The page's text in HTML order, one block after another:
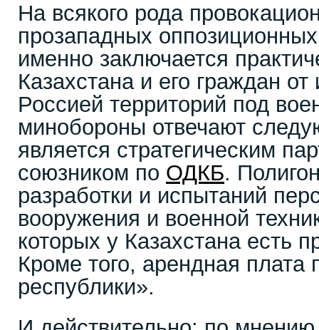
На всякого рода
прозападных
именно заключается
Казахстана и его граждан от
Россией территорий под
минобороны отвечают
является стратегическим
союзником по ОДКБ.
разработки и испытаний
вооружения и военной
которых у Казахстана есть
Кроме того, арендная плата
республики».